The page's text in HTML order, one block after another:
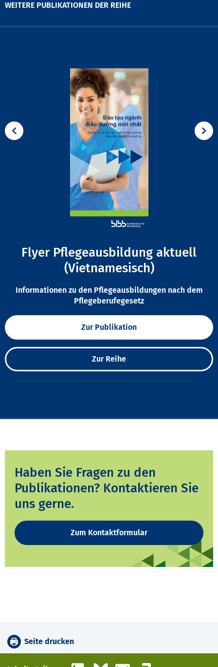
WEITERE PUBLIKATIONEN DER REIHE
Flyer Pflegeausbildung aktuell
(Vietnamesisch)
Informationen zu den Pflegeausbildungen nach dem
Pflegeberufegesetz
Zur Publikation
Zur Reihe
Haben Sie Fragen zu den
Publikationen? Kontaktieren Sie
uns gerne.
Zum Kontaktformular
Seite drucken